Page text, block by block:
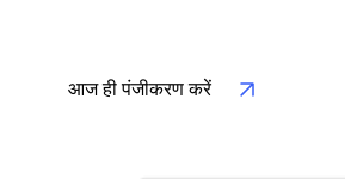
आज ही पंजीकरण करें